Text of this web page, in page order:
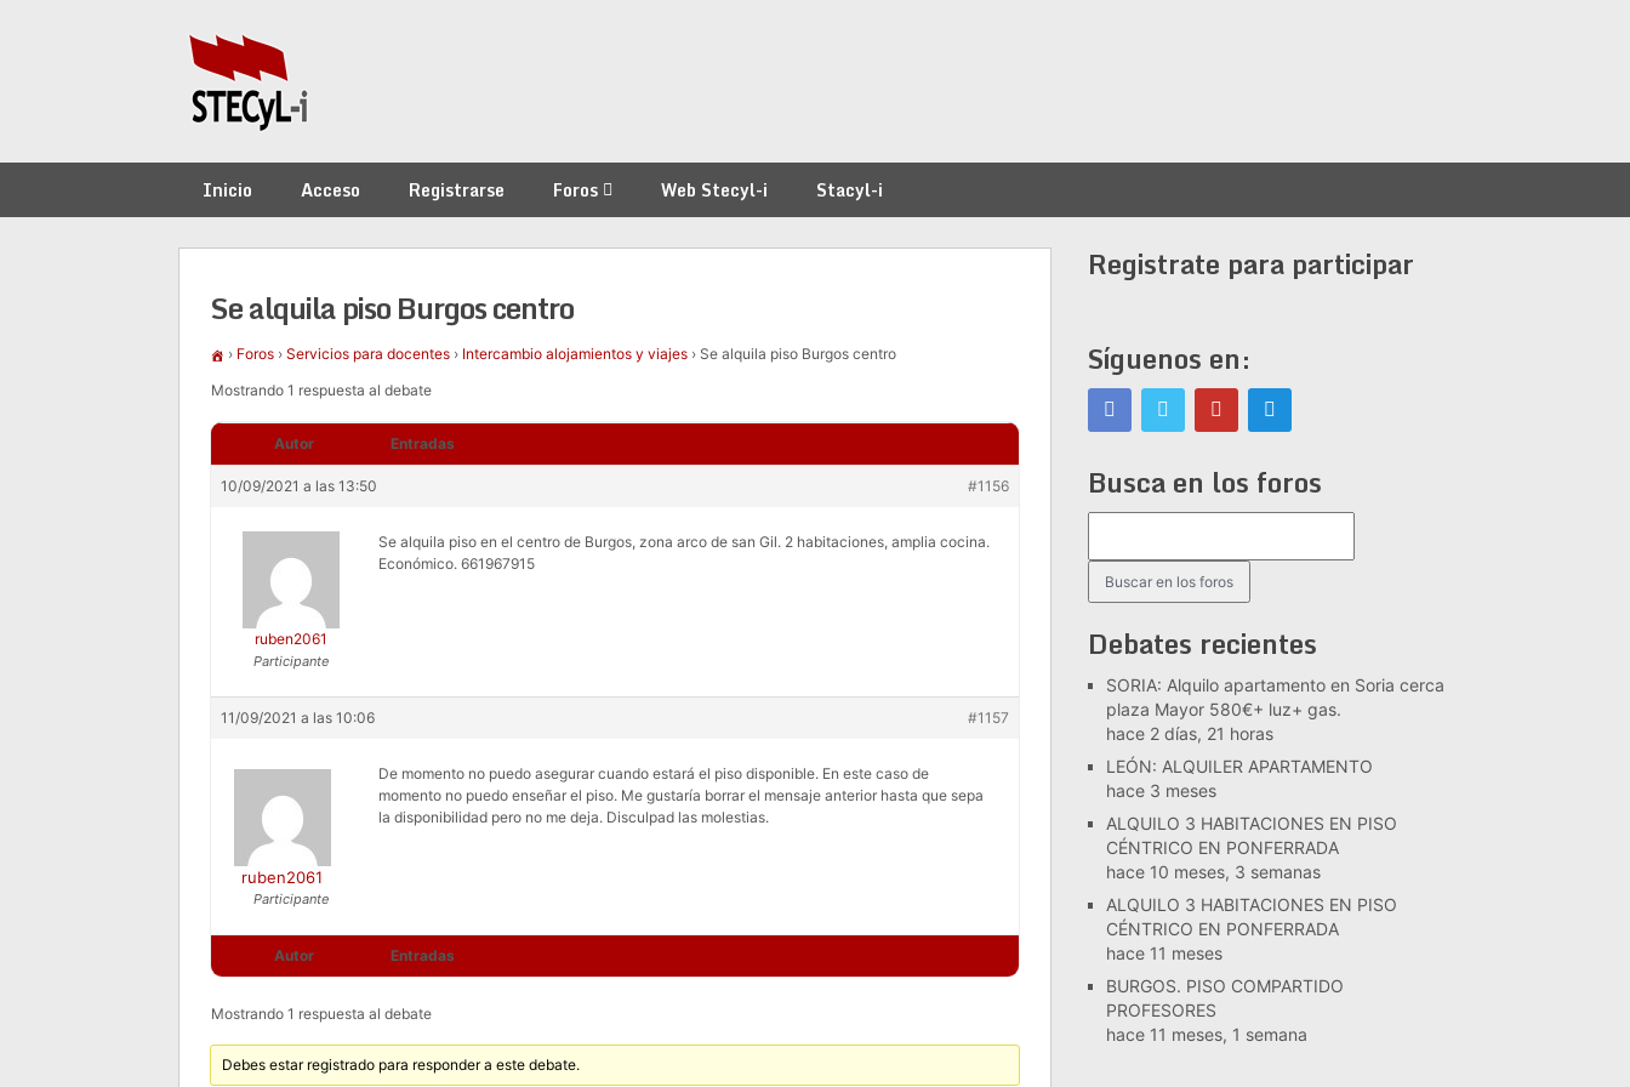
Inicio Acceso Registrarse Foros Web Stecyl-i Stacyl-i
Se alquila piso Burgos centro
› Foros › Servicios para docentes › Intercambio alojamientos y viajes › Se alquila piso Burgos centro
Mostrando 1 respuesta al debate
Autor Entradas
10/09/2021 a las 13:50 #1156
ruben2061
Participante
Se alquila piso en el centro de Burgos, zona arco de san Gil. 2 habitaciones, amplia cocina.
Económico. 661967915
11/09/2021 a las 10:06 #1157
ruben2061
Participante
De momento no puedo asegurar cuando estará el piso disponible. En este caso de
momento no puedo enseñar el piso. Me gustaría borrar el mensaje anterior hasta que sepa
la disponibilidad pero no me deja. Disculpad las molestias.
Autor Entradas
Mostrando 1 respuesta al debate
Debes estar registrado para responder a este debate.
Registrate para participar
Síguenos en:
Busca en los foros
Debates recientes
SORIA: Alquilo apartamento en Soria cerca
plaza Mayor 580€+ luz+ gas.
hace 2 días, 21 horas
LEÓN: ALQUILER APARTAMENTO
hace 3 meses
ALQUILO 3 HABITACIONES EN PISO
CÉNTRICO EN PONFERRADA
hace 10 meses, 3 semanas
ALQUILO 3 HABITACIONES EN PISO
CÉNTRICO EN PONFERRADA
hace 11 meses
BURGOS. PISO COMPARTIDO
PROFESORES
hace 11 meses, 1 semana